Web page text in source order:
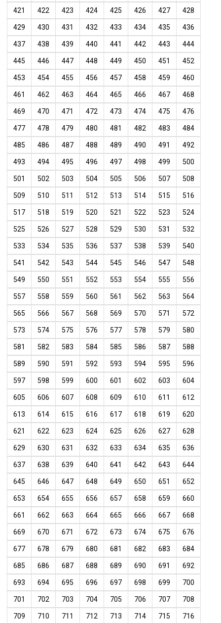
421 422 423 424 425 426 427 428
429 430 431 432 433 434 435 436
437 438 439 440 441 442 443 444
445 446 447 448 449 450 451 452
453 454 455 456 457 458 459 460
461 462 463 464 465 466 467 468
469 470 471 472 473 474 475 476
477 478 479 480 481 482 483 484
485 486 487 488 489 490 491 492
493 494 495 496 497 498 499 500
501 502 503 504 505 506 507 508
509 510 511 512 513 514 515 516
517 518 519 520 521 522 523 524
525 526 527 528 529 530 531 532
533 534 535 536 537 538 539 540
541 542 543 544 545 546 547 548
549 550 551 552 553 554 555 556
557 558 559 560 561 562 563 564
565 566 567 568 569 570 571 572
573 574 575 576 577 578 579 580
581 582 583 584 585 586 587 588
589 590 591 592 593 594 595 596
597 598 599 600 601 602 603 604
605 606 607 608 609 610 611 612
613 614 615 616 617 618 619 620
621 622 623 624 625 626 627 628
629 630 631 632 633 634 635 636
637 638 639 640 641 642 643 644
645 646 647 648 649 650 651 652
653 654 655 656 657 658 659 660
661 662 663 664 665 666 667 668
669 670 671 672 673 674 675 676
677 678 679 680 681 682 683 684
685 686 687 688 689 690 691 692
693 694 695 696 697 698 699 700
701 702 703 704 705 706 707 708
709 710 711 712 713 714 715 716